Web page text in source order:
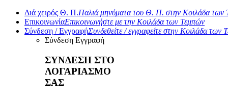
Διά χειρός Θ. Π.Παλιά μηνύματα του Θ. Π. στην Κοιλάδα των
ΕπικοινωνίαΕπικοινωνήστε με την Κοιλάδα των Τεμπών
Σύνδεση / ΕγγραφήΣυνδεθείτε / εγγραφείτε στην Κοιλάδα των
Σύνδεση Εγγραφή
ΣΥΝΔΕΣΗ ΣΤΟ
ΛΟΓΑΡΙΑΣΜΟ
ΣΑΣ